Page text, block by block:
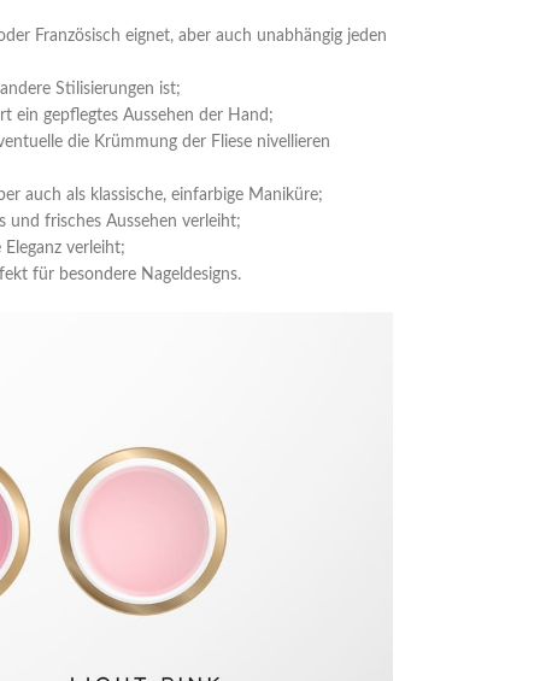
Französisch eignet, aber auch unabhängig jeden
Stilisierungen ist;
ein gepflegtes Aussehen der Hand;
die Krümmung der Fliese nivellieren
auch als klassische, einfarbige Maniküre;
und frisches Aussehen verleiht;
verleiht;
für besondere Nageldesigns.